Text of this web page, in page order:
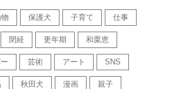
保護犬 子育て 仕事
閉経 更年期 和栗恵
芸術 アート SNS
秋田犬 漫画 親子